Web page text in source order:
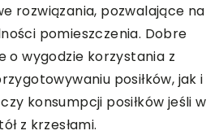
rozwiązania, pozwalające na
pomieszczenia. Dobre
o wygodzie korzystania z
posiłków, jak i
konsumpcji posiłków jeśli w
z krzesłami.